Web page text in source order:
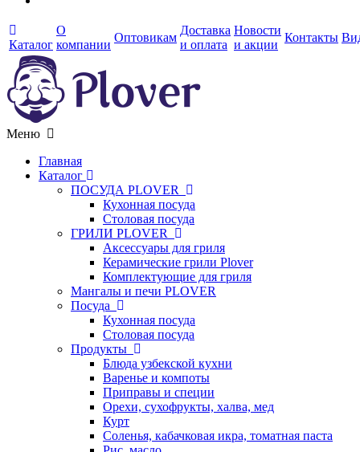
Каталог
О
компании
Оптовикам
Доставка
и оплата
Новости
и акции
Контакты
Меню
Главная
Каталог
ПОСУДА PLOVER
Кухонная посуда
Столовая посуда
ГРИЛИ PLOVER
Аксессуары для гриля
Керамические грили Plover
Комплектующие для гриля
Мангалы и печи PLOVER
Посуда
Кухонная посуда
Столовая посуда
Продукты
Блюда узбекской кухни
Варенье и компоты
Приправы и специи
Орехи, сухофрукты, халва, мед
Курт
Соленья, кабачковая икра, томатная паста